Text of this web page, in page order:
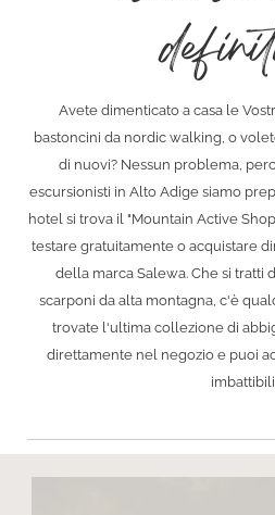
Avete dimenticato a casa le
bastoncini da nordic walking, o
di nuovi? Nessun problema,
escursionisti in Alto Adige siamo
hotel si trova il "Mountain Active
testare gratuitamente o acquistare
della marca Salewa. Che si tratti
scarponi da alta montagna, c'è
trovate l'ultima collezione di
direttamente nel negozio e puoi